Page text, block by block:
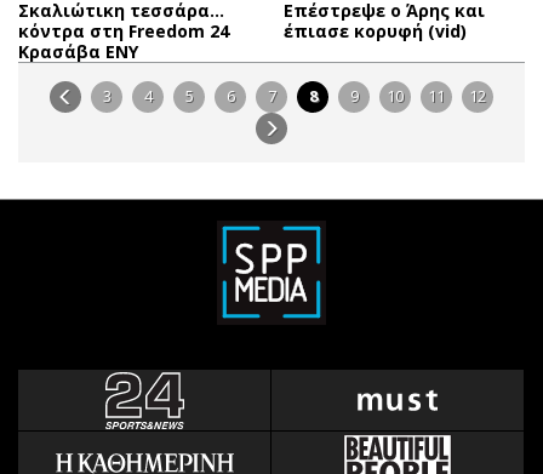
Σκαλιώτικη τεσσάρα…
κόντρα στη Freedom 24
Κρασάβα ΕΝΥ
Επέστρεψε ο Άρης και
έπιασε κορυφή (vid)
3 4 5 6 7 8 9 10 11 12